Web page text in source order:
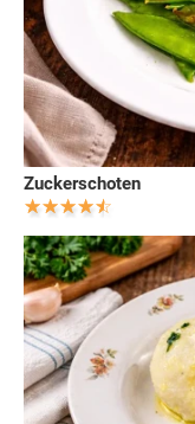
Zuckerschoten